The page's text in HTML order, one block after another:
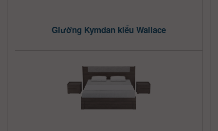
Giường Kymdan kiểu Wallace